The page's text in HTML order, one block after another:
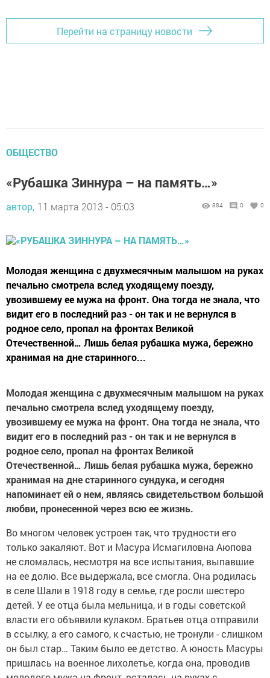
Перейти на страницу новости
ОБЩЕСТВО
«Рубашка Зиннура – на память…»
автор, 11 марта 2013 - 05:03 884 0 0
Молодая женщина с двухмесячным малышом на руках
печально смотрела вслед уходящему поезду,
увозившему ее мужа на фронт. Она тогда не знала, что
видит его в последний раз - он так и не вернулся в
родное село, пропал на фронтах Великой
Отечественной… Лишь белая рубашка мужа, бережно
хранимая на дне старинного...
Молодая женщина с двухмесячным малышом на руках
печально смотрела вслед уходящему поезду,
увозившему ее мужа на фронт. Она тогда не знала, что
видит его в последний раз - он так и не вернулся в
родное село, пропал на фронтах Великой
Отечественной… Лишь белая рубашка мужа, бережно
хранимая на дне старинного сундука, и сегодня
напоминает ей о нем, являясь свидетельством большой
любви, пронесенной через всю ее жизнь.
Во многом человек устроен так, что трудности его
только закаляют. Вот и Масура Исмагиловна Аюпова
не сломалась, несмотря на все испытания, выпавшие
на ее долю. Все выдержала, все смогла. Она родилась
в селе Шали в 1918 году в семье, где росли шестеро
детей. У ее отца была мельница, и в годы советской
власти его объявили кулаком. Братьев отца отправили
в ссылку, а его самого, к счастью, не тронули - слишком
он был стар… Таким было ее детство. А юность Масуры
пришлась на военное лихолетье, когда она, проводив